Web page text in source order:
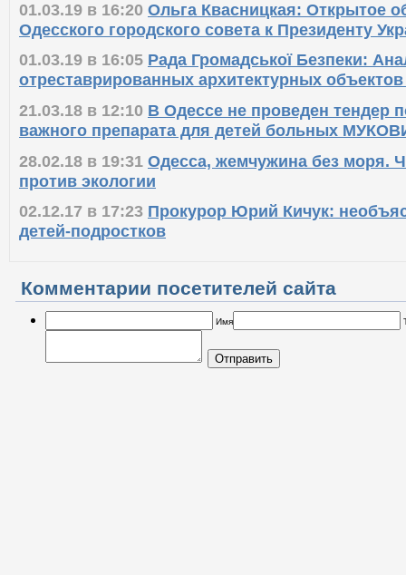
01.03.19 в 16:20 Ольга Квасницкая: Открытое
Одесского городского совета к Президенту
01.03.19 в 16:05 Рада Громадської Безпеки:
отреставрированных архитектурных
21.03.18 в 12:10 В Одессе не проведен тендер
важного препарата для детей больных
28.02.18 в 19:31 Одесса, жемчужина без моря.
против экологии
02.12.17 в 17:23 Прокурор Юрий Кичук:
детей-подростков
Комментарии посетителей сайта
Имя
Отправить